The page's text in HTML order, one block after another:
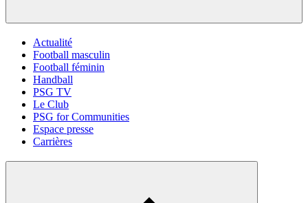
Actualité
Football masculin
Football féminin
Handball
PSG TV
Le Club
PSG for Communities
Espace presse
Carrières